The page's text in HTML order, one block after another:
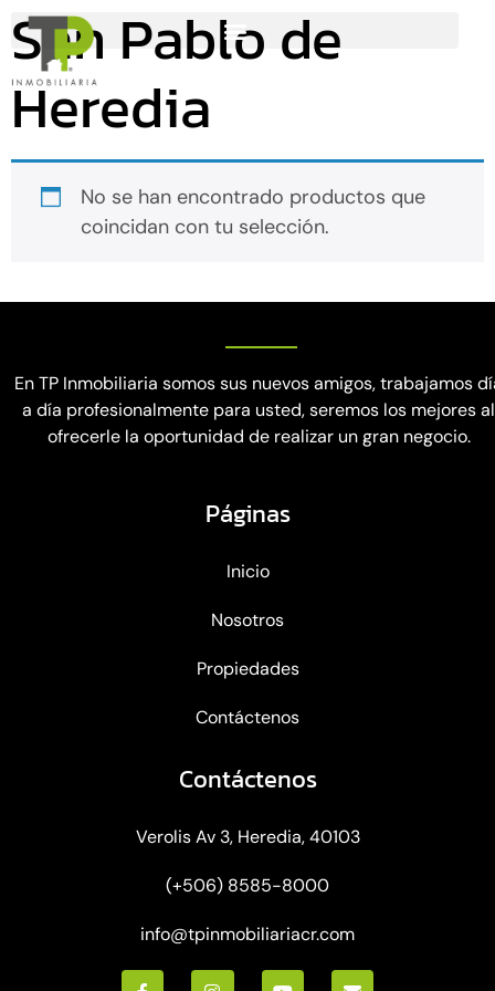
San Pablo de
Heredia
No se han encontrado productos que
coincidan con tu selección.
En TP Inmobiliaria somos sus nuevos amigos, trabajamos
a día profesionalmente para usted, seremos los mejores al
ofrecerle la oportunidad de realizar un gran negocio.
Páginas
Inicio
Nosotros
Propiedades
Contáctenos
Contáctenos
Verolis Av 3, Heredia, 40103
(+506) 8585-8000
info@tpinmobiliariacr.com